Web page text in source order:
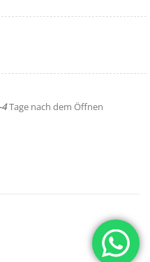
Tage nach dem Öffnen